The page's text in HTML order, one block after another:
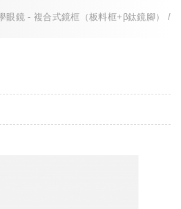
眼鏡 - 複合式鏡框（板料框+β鈦鏡腳）